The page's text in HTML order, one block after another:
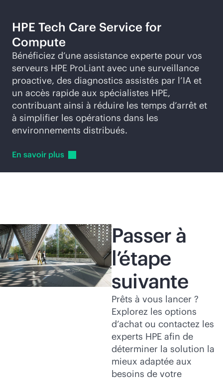
HPE Tech Care Service for
Compute
Bénéficiez d’une assistance experte pour vos
serveurs HPE ProLiant avec une surveillance
proactive, des diagnostics assistés par l’IA et
un accès rapide aux spécialistes HPE,
contribuant ainsi à réduire les temps d’arrêt et
à simplifier les opérations dans les
environnements distribués.
En savoir plus
Passer à
l’étape
suivante
Prêts à vous lancer ?
Explorez les options
d’achat ou contactez les
experts HPE afin de
déterminer la solution la
mieux adaptée aux
besoins de votre